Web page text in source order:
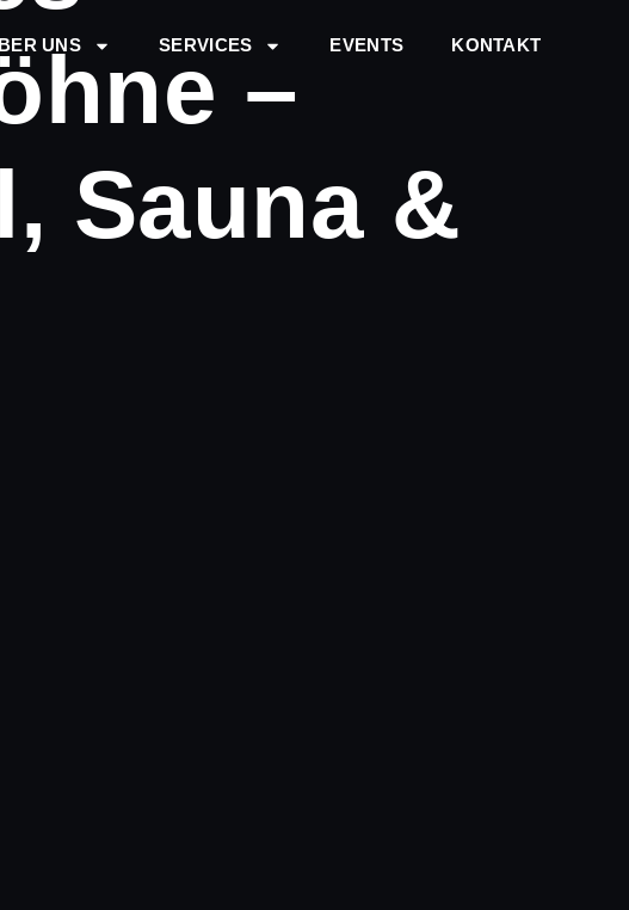
UNS SERVICES EVENTS KONTAKT
–
Sauna &